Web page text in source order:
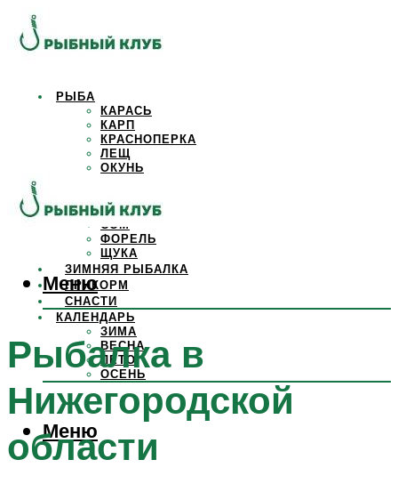
РЫБА
КАРАСЬ
КАРП
КРАСНОПЕРКА
ЛЕЩ
ОКУНЬ
САЗАН
СОМ
ФОРЕЛЬ
ЩУКА
ЗИМНЯЯ РЫБАЛКА
ПРИКОРМ
СНАСТИ
КАЛЕНДАРЬ
ЗИМА
ВЕСНА
ЛЕТО
ОСЕНЬ
Меню
Меню
Рыбалка в
Нижегородской
области